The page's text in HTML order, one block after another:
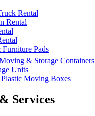
Rental
Rental
Pads
Moving & Storage Containers
Units
Plastic Moving Boxes
Services